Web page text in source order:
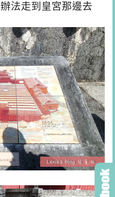
法走到皇宮那邊去